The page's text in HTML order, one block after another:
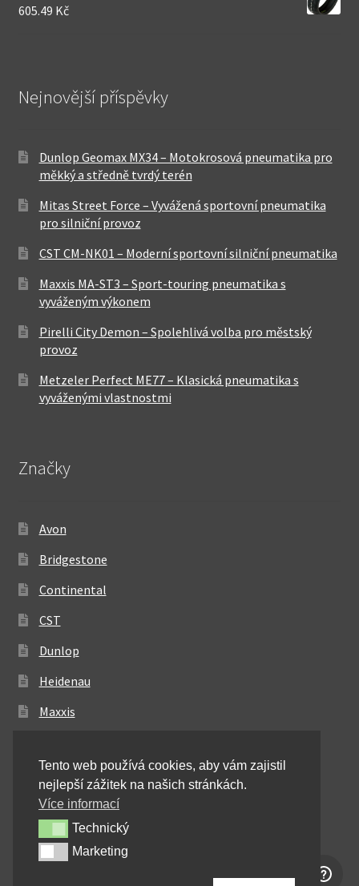
605.49 Kč
Nejnovější příspěvky
Dunlop Geomax MX34 – Motokrosová pneumatika pro
měkký a středně tvrdý terén
Mitas Street Force – Vyvážená sportovní pneumatika
pro silniční provoz
CST CM-NK01 – Moderní sportovní silniční pneumatika
Maxxis MA-ST3 – Sport-touring pneumatika s
vyváženým výkonem
Pirelli City Demon – Spolehlivá volba pro městský
provoz
Metzeler Perfect ME77 – Klasická pneumatika s
vyváženými vlastnostmi
Značky
Avon
Bridgestone
Continental
CST
Dunlop
Heidenau
Maxxis
Michelin
Mitas
Pirelli
Shinko
Tento web používá cookies, aby vám zajistil
nejlepší zážitek na našich stránkách.
Více informací
TechnickýTechnický
MarketingMarketing